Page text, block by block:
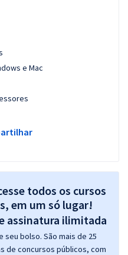
e Mac
todos os cursos
em um só lugar!
bolso. São mais de 25
de concursos públicos, com